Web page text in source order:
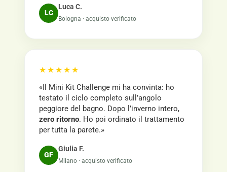
LC
Luca C.
Bologna · acquisto verificato
★★★★★
«Il Mini Kit Challenge mi ha convinta: ho
testato il ciclo completo sull’angolo
peggiore del bagno. Dopo l’inverno intero,
zero ritorno. Ho poi ordinato il trattamento
per tutta la parete.»
GF
Giulia F.
Milano · acquisto verificato